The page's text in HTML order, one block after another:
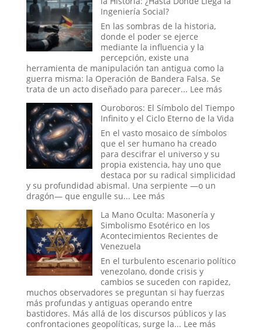
Bíblico
y
Sin
Resolver
de
la
Antigua
Ruta
de
Seda
Ingeniería Social?
En las sombras de la historia,
donde el poder se ejerce
mediante la influencia y la
percepción, existe una
herramienta de manipulación tan antigua como la
guerra misma: la Operación de Bandera Falsa. Se
trata de un acto diseñado para parecer... Lee más:
de
Bandera
Falsa
¿Hasta
Ouroboros: El Símbolo del Tiempo
Infinito y el Ciclo Eterno de la Vida
En el vasto mosaico de símbolos
que el ser humano ha creado
para descifrar el universo y su
propia existencia, hay uno que
destaca por su radical simplicidad
y su profundidad abismal. Una serpiente —o un
dragón— que engulle su... Lee más:
El
Símbolo
del
Infinito
y
el
Ciclo
Eterno
de
la
La Mano Oculta: Masonería y
Simbolismo Esotérico en los
Acontecimientos Recientes de
Venezuela
En el turbulento escenario político
venezolano, donde crisis y
cambios se suceden con rapidez,
muchos observadores se preguntan si hay fuerzas
más profundas y antiguas operando entre
bastidores. Más allá de los discursos públicos y las
confrontaciones geopolíticas, surge la... Lee más: